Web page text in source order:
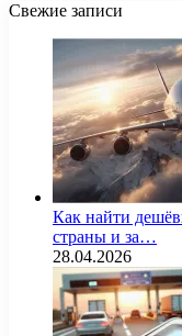
Свежие записи
Как найти
страны и за…
28.04.2026